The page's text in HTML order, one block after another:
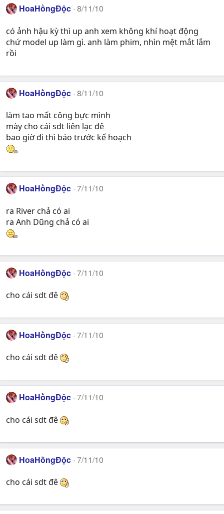
HoaHồngĐộc 8/11/10
có ảnh hậu kỳ thì up anh xem không khí hoạt động
chứ model up làm gì. anh làm phim, nhìn mệt mắt lắm
rồi
HoaHồngĐộc 8/11/10
làm tao mất công bực mình
mày cho cái sdt liên lạc đê
bao giờ đi thì báo trước kế hoạch
HoaHồngĐộc 7/11/10
ra River chả có ai
ra Anh Dũng chả có ai
HoaHồngĐộc 7/11/10
cho cái sdt đê
HoaHồngĐộc 7/11/10
cho cái sdt đê
HoaHồngĐộc 7/11/10
cho cái sdt đê
HoaHồngĐộc 7/11/10
cho cái sdt đê